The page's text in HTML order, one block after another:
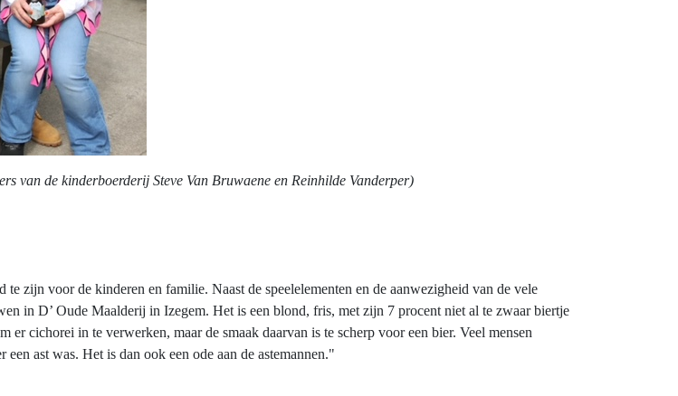
van de kinderboerderij Steve Van Bruwaene en Reinhilde Vanderper)
zijn voor de kinderen en familie. Naast de speelelementen en de aanwezigheid van de vele
in D’ Oude Maalderij in Izegem. Het is een blond, fris, met zijn 7 procent niet al te zwaar biertje
cichorei in te verwerken, maar de smaak daarvan is te scherp voor een bier. Veel mensen
ast was. Het is dan ook een ode aan de astemannen."